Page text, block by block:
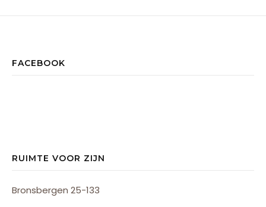
FACEBOOK
RUIMTE VOOR ZIJN
Bronsbergen 25-133